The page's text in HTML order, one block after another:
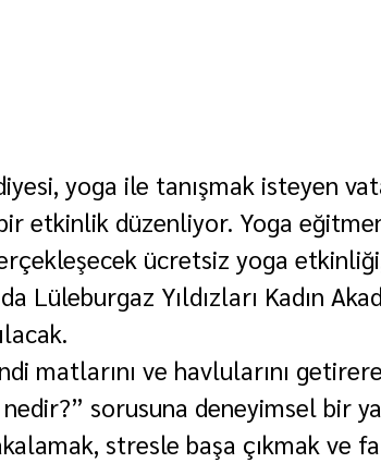
yoga ile tanışmak isteyen
etkinlik düzenliyor. Yoga
ücretsiz yoga
Lüleburgaz Yıldızları Kadın
matlarını ve havlularını
sorusuna deneyimsel bir
stresle başa çıkmak ve